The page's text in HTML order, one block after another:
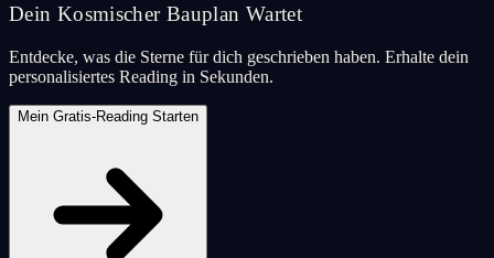
Dein Kosmischer Bauplan Wartet
Entdecke, was die Sterne für dich geschrieben haben. Erhalte dein
personalisiertes Reading in Sekunden.
Mein Gratis-Reading Starten